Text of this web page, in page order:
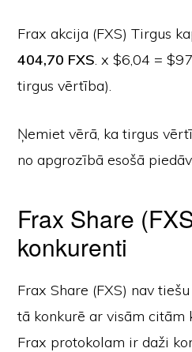
Frax akcija (FXS) Tirgus
404,70 FXS. x $6,04 =
tirgus vērtība).
Ņemiet vērā, ka tirgus
no apgrozībā esošā
Frax Share
konkurenti
Frax Share (FXS) nav
tā konkurē ar visām citām
Frax protokolam ir daži